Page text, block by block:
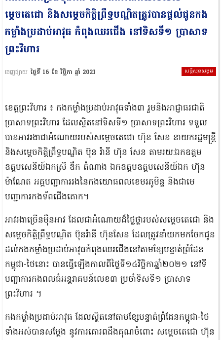
ម្តេចតេជោ និងសម្តេចកិត្តិព្រឹទ្ធបណ្ឌិតត្រូវបានផ្ដល់ជូនកង
កម្លាំងប្រដាប់អាវុធ កំពុងឈរជើង នៅទិសទី១ ប្រាសាទ
ព្រះវិហារ
សន្តិសុខសង្គម
ចេញផ្សាយ ថ្ងៃទី 16 ខែ វិច្ឆិកា ឆ្នាំ 2021
ខេត្តព្រះវិហារ ៖ កងកម្លាំងប្រដាប់អាវុធទាំង៣ រួមនិងអាជ្ញាធរជាតិ
ប្រាសាទព្រះវិហារ ដែលស្ថិតនៅទិសទី១ ប្រាសាទព្រះវិហារ ទទួល
បានអាវរងាជាអំណោយរបស់សម្តេចតេជោ ហ៊ុន សែន នាយករដ្ឋមន្ត្រី
និងសម្តេចកិត្តិព្រឹទ្ធបណ្ឌិត ប៊ុន រ៉ានី ហ៊ុន សែន តាមរយ:ឯកឧត្តម
ឧត្តមសេនីយ៍ឯកស្រី ឌឹក តំណាង ឯកឧត្តមឧត្តមសេនីយ៍ឯក ហ៊ុន
ម៉ាណែត អគ្គបញ្ជាការរងនៃកងយោធពលខេមរភូមិន្ទ និងជាមេ
បញ្ជាការកងទ័ពជើងគោក។
អាវរងាច្រើនម៉ឺនអាវ ដែលជាអំណោយដ៏ថ្លៃថ្លារបស់សម្តេចតេជោ និង
សម្តេចកិត្តិព្រឹទ្ធបណ្ឌិត ប៊ុនរ៉ានី ហ៊ុនសែន ដែលត្រូវនាំយកមកចែកជូន
ដល់កងកម្លាំងប្រដាប់អាវុធកំពុងឈរជើងនៅតាមខ្សែបន្ទាត់ព្រំដែន
កម្ពុជា-ថៃនោះ បានធ្វើឡើងកាលពីថ្ងៃទី១៤វិច្ឆិកាឆ្នាំ២០២១ នៅទី
បញ្ជាការកងពលធំអន្តរាគមន៍លេខ៣ ប្រចាំទិសទី១ ប្រាសាទ
ព្រះវិហារ ។
កងកម្លាំងប្រដាប់អាវុធ ដែលស្ថិតនៅតាមខ្សែបន្ទាត់ព្រំដែនកម្ពុជា-ថៃ
ទាំងអស់បានសម្តែង នូវការគោរពដឹងគុណចំពោះ សម្តេចតេជោ ហ៊ុន